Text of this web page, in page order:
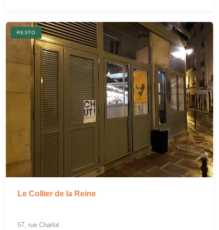
RESTO
Le Collier de la Reine
57, rue Charlot